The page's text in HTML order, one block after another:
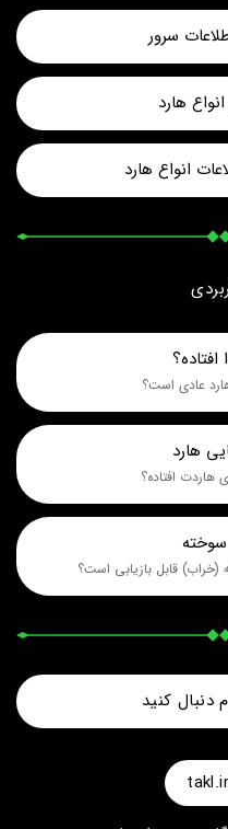
سرور
هارد
انواع هارد
هارد
هاردت افتاده؟
قابل بازیابی است؟
دنبال کنید